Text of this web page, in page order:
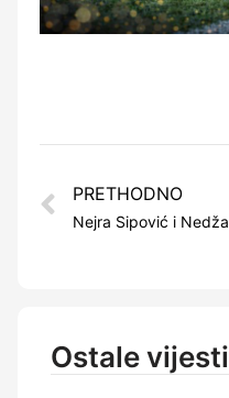
PRETHODNO
Ostale vijesti